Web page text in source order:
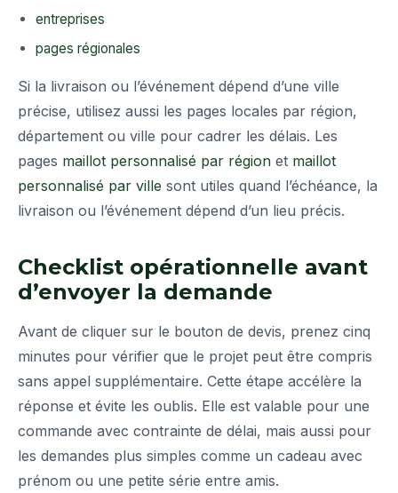
entreprises
pages régionales
Si la livraison ou l’événement dépend d’une ville
précise, utilisez aussi les pages locales par région,
département ou ville pour cadrer les délais. Les
pages maillot personnalisé par région et maillot
personnalisé par ville sont utiles quand l’échéance, la
livraison ou l’événement dépend d’un lieu précis.
Checklist opérationnelle avant
d’envoyer la demande
Avant de cliquer sur le bouton de devis, prenez cinq
minutes pour vérifier que le projet peut être compris
sans appel supplémentaire. Cette étape accélère la
réponse et évite les oublis. Elle est valable pour une
commande avec contrainte de délai, mais aussi pour
les demandes plus simples comme un cadeau avec
prénom ou une petite série entre amis.